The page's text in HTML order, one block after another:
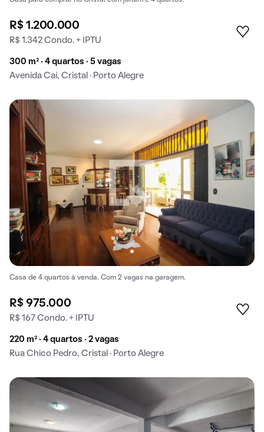
R$ 1.200.000
R$ 1.342 Condo. + IPTU
300 m² · 4 quartos · 5 vagas
Avenida Caí, Cristal · Porto Alegre
Casa de 4 quartos à venda. Com 2 vagas na garagem.
R$ 975.000
R$ 167 Condo. + IPTU
220 m² · 4 quartos · 2 vagas
Rua Chico Pedro, Cristal · Porto Alegre